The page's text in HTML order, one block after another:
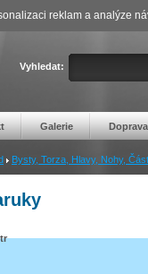
Vyhledat:
Galerie Doprava
Bysty, Torza, Hlavy, Nohy,
reklam a analýze